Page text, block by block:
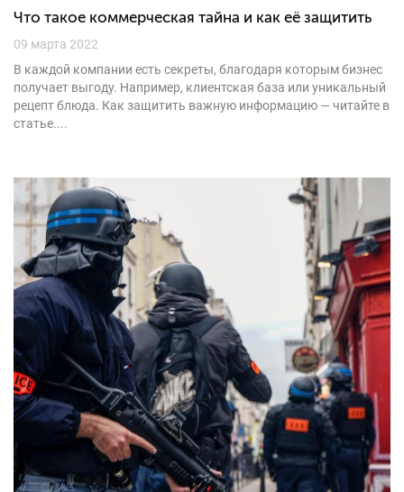
Что такое коммерческая тайна и как её защитить
09 марта 2022
В каждой компании есть секреты, благодаря которым бизнес
получает выгоду. Например, клиентская база или уникальный
рецепт блюда. Как защитить важную информацию — читайте в
статье....